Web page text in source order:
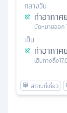
กลางวัน
ท่าอากาศ
นัดหมายออก
เย็น
ท่าอากา
เดินทางถึง